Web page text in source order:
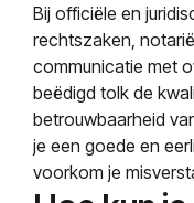
Bij officiële en
rechtszaken,
communicatie met
beëdigd tolk de
betrouwbaarheid
je een goede en
voorkom je